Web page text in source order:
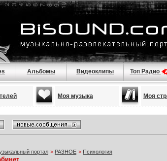
Альбомы Видеоклипы Топ Радио
Моя музыка Моя
портал > РАЗНОЕ > Психология